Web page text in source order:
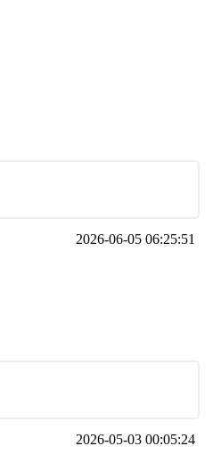
2026-06-05 06:25:51
2026-05-03 00:05:24